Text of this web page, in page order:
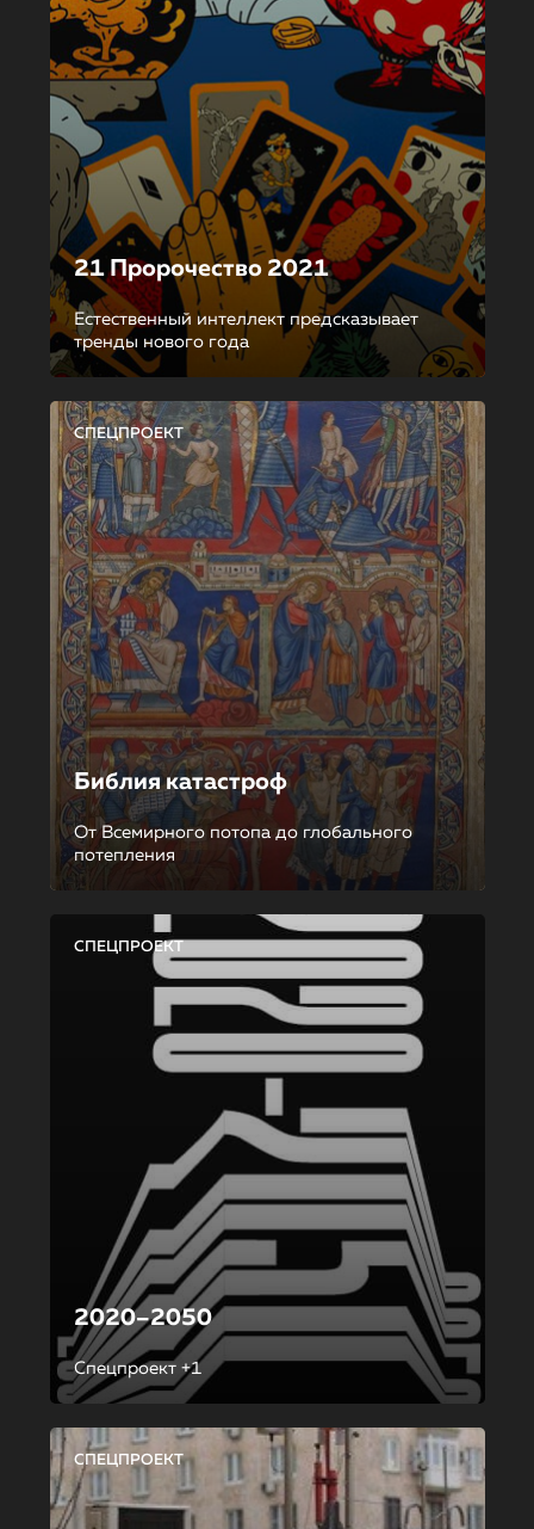
21 Пророчество 2021
Естественный интеллект предсказывает
тренды нового года
СПЕЦПРОЕКТ
Библия катастроф
От Всемирного потопа до глобального
потепления
СПЕЦПРОЕКТ
2020–2050
Спецпроект +1
СПЕЦПРОЕКТ